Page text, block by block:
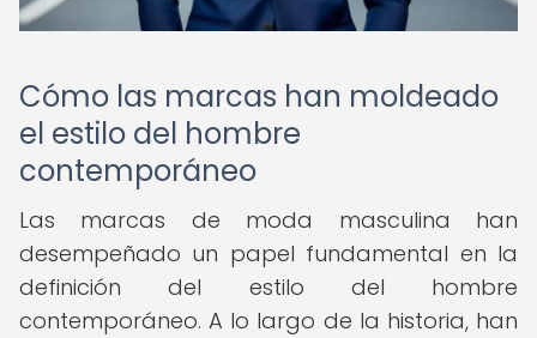
Cómo las marcas han moldeado
el estilo del hombre
contemporáneo
Las marcas de moda masculina han
desempeñado un papel fundamental en la
definición del estilo del hombre
contemporáneo. A lo largo de la historia, han